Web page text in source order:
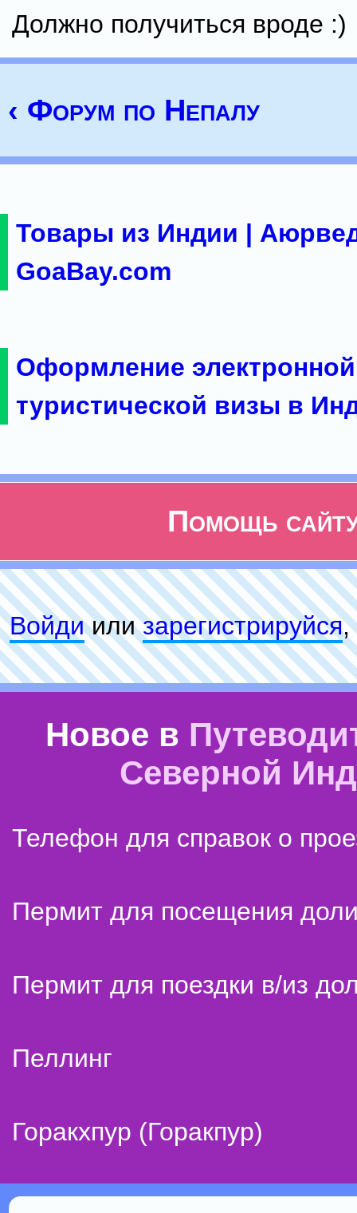
Должно получиться вроде :)
‹ Форум по Непалу
Товары из Индии |
GoaBay.com
Оформление электронной
туристической визы в
Помощь
Войдиилизарeгиcтpируйся,
Новое в
Северной
Телефон для справок о
Пермит для посещения
Пермит для поездки в/из
Пеллинг
Горакхпур (Горакпур)